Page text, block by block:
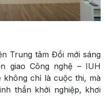
Trung tâm Đổi mới sáng
giao Công nghệ – IUH
không chỉ là cuộc thi, mà
thần khởi nghiệp, khơi